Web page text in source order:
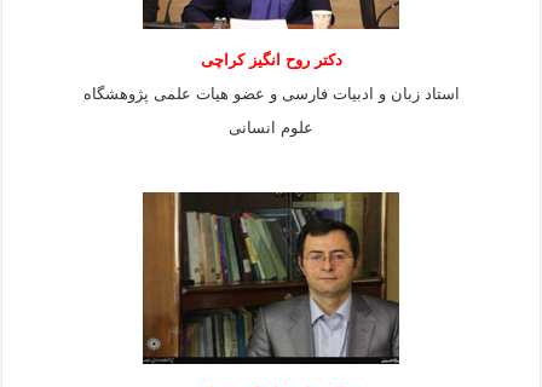
دکتر روح انگیز کراچی
استاد زبان و ادبیات فارسی و عضو هیات علمی پژوهشگاه
علوم انسانی